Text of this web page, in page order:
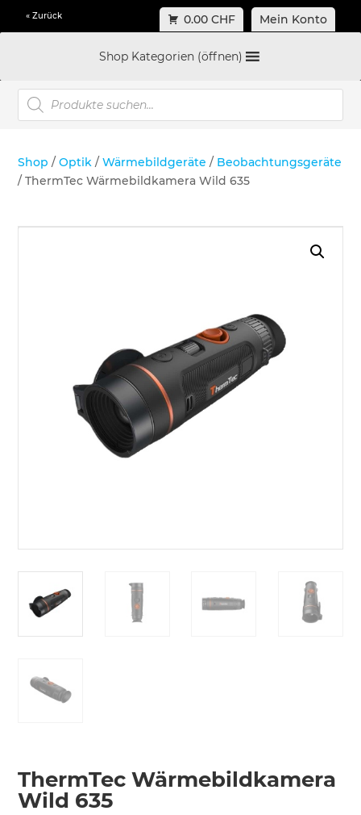
« Zurück 0.00 CHF Mein Konto
Shop Kategorien (öffnen)
Products
search
Shop /Optik /Wärmebildgeräte / Beobachtungsgeräte
/ ThermTec Wärmebildkamera Wild 635
ThermTec Wärmebildkamera
Wild 635